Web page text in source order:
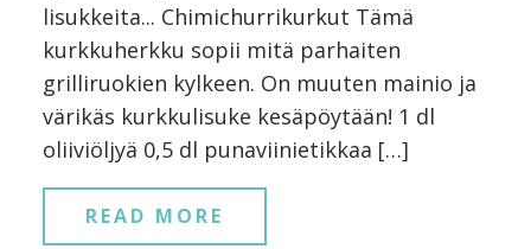
lisukkeita... Chimichurrikurkut Tämä
kurkkuherkku sopii mitä parhaiten
grilliruokien kylkeen. On muuten mainio ja
värikäs kurkkulisuke kesäpöytään! 1 dl
oliiviöljyä 0,5 dl punaviinietikkaa […]
READ MORE